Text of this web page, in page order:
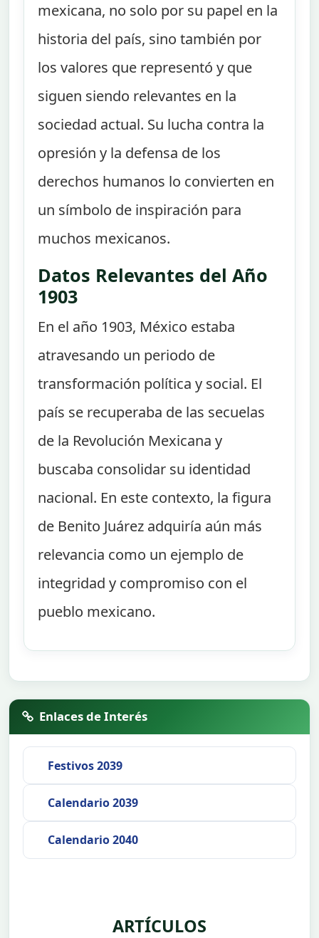
mexicana, no solo por su papel en la
historia del país, sino también por
los valores que representó y que
siguen siendo relevantes en la
sociedad actual. Su lucha contra la
opresión y la defensa de los
derechos humanos lo convierten en
un símbolo de inspiración para
muchos mexicanos.
Datos Relevantes del Año
1903
En el año 1903, México estaba
atravesando un periodo de
transformación política y social. El
país se recuperaba de las secuelas
de la Revolución Mexicana y
buscaba consolidar su identidad
nacional. En este contexto, la figura
de Benito Juárez adquiría aún más
relevancia como un ejemplo de
integridad y compromiso con el
pueblo mexicano.
Enlaces de Interés
Festivos 2039
Calendario 2039
Calendario 2040
ARTÍCULOS